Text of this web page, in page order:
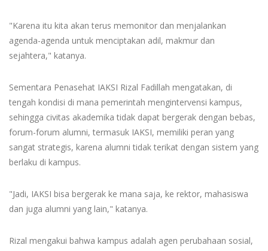
"Karena itu kita akan terus memonitor dan menjalankan
agenda-agenda untuk menciptakan adil, makmur dan
sejahtera," katanya.
Sementara Penasehat IAKSI Rizal Fadillah mengatakan, di
tengah kondisi di mana pemerintah mengintervensi kampus,
sehingga civitas akademika tidak dapat bergerak dengan bebas,
forum-forum alumni, termasuk IAKSI, memiliki peran yang
sangat strategis, karena alumni tidak terikat dengan sistem yang
berlaku di kampus.
"Jadi, IAKSI bisa bergerak ke mana saja, ke rektor, mahasiswa
dan juga alumni yang lain," katanya.
Rizal mengakui bahwa kampus adalah agen perubahaan sosial,